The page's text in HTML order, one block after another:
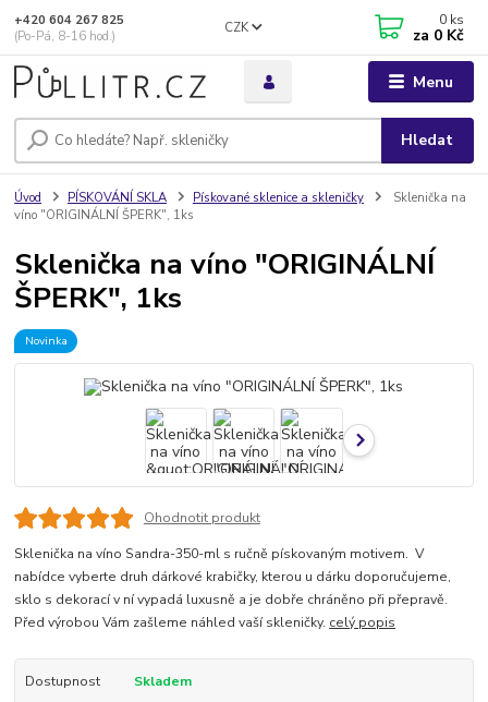
Menu
CZK
Hledat
+420 604 267 825
(Po-Pá, 8-16 hod.)
0 ks
za 0 Kč
Úvod PÍSKOVÁNÍ SKLA Pískované sklenice a skleničky
Sklenička na
víno "ORIGINÁLNÍ ŠPERK", 1ks
Sklenička na víno "ORIGINÁLNÍ
ŠPERK", 1ks
Novinka
Ohodnotit produkt
Sklenička na víno Sandra-350-ml s ručně pískovaným motivem. V
nabídce vyberte druh dárkové krabičky, kterou u dárku doporučujeme,
sklo s dekorací v ní vypadá luxusně a je dobře chráněno při přepravě.
Před výrobou Vám zašleme náhled vaší skleničky. celý popis
Dostupnost
Skladem